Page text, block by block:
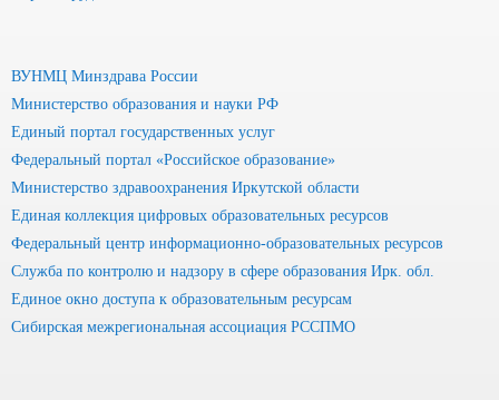
ВУНМЦ Минздрава России
Министерство образования и науки РФ
Единый портал государственных услуг
Федеральный портал «Российское образование»
Министерство здравоохранения Иркутской области
Единая коллекция цифровых образовательных ресурсов
Федеральный центр информационно-образовательных ресурсов
Служба по контролю и надзору в сфере образования Ирк. обл.
Единое окно доступа к образовательным ресурсам
Сибирская межрегиональная ассоциация РССПМО